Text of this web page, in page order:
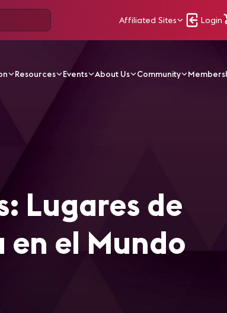
Affiliated Sites Login
Resources Events About Us Community
Olímpicos: Lugares de Inspiración Deportiva en el
Lugares de
el Mundo